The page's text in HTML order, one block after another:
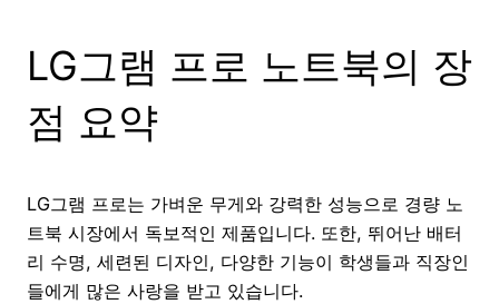
LG그램 프로 노트북의 장
점 요약
LG그램 프로는 가벼운 무게와 강력한 성능으로 경량 노
트북 시장에서 독보적인 제품입니다. 또한, 뛰어난 배터
리 수명, 세련된 디자인, 다양한 기능이 학생들과 직장인
들에게 많은 사랑을 받고 있습니다.